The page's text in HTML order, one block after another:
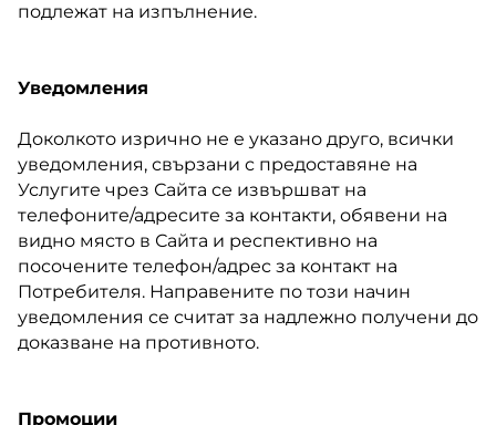
подлежат на изпълнение.
Уведомления
Доколкото изрично не е указано друго, всички
уведомления, свързани с предоставяне на
Услугите чрез Сайта се извършват на
телефоните/адресите за контакти, обявени на
видно място в Сайта и респективно на
посочените телефон/адрес за контакт на
Потребителя. Направените по този начин
уведомления се считат за надлежно получени до
доказване на противното.
Промоции